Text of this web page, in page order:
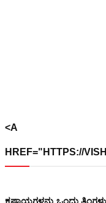
<A
HREF="HTTPS://
ಕಷಾಯಗಳನ್ನು ಒಂದು